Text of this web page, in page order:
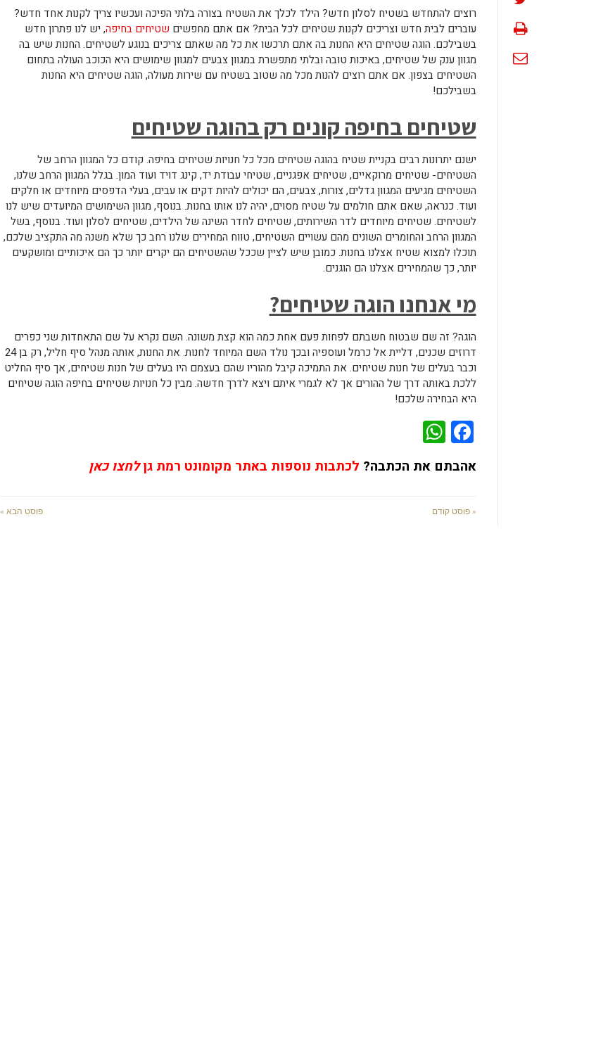
רוצים להתחדש בשטיח לסלון חדש? הילד לכלך את השטיח בצורה בלתי הפיכה ועכשיו צריך לקנות אחד חדש?
עוברים לבית חדש וצריכים לקנות שטיחים לכל הבית? אם אתם מחפשים שטיחים בחיפה, יש לנו פתרון חדש
בשבילכם. הוגה שטיחים היא החנות בה אתם תרכשו את כל מה שאתם צריכים בנוגע לשטיחים. החנות שיש בה
מגוון ענק של שטיחים, באיכות טובה ובלתי מתפשרת במגוון צבעים למגוון שימושים היא הכוכב העולה בתחום
השטיחים בצפון. אם אתם רוצים להנות מכל מה שטוב בשטיח עם שירות מעולה, הוגה שטיחים היא החנות
בשבילכם!
שטיחים בחיפה קונים רק בהוגה שטיחים
ישנם יתרונות רבים בקניית שטיח בהוגה שטיחים מכל כל חנויות שטיחים בחיפה. קודם כל המגוון הרחב של
השטיחים- שטיחים מרוקאיים, שטיחים אפגניים, שטיחי עבודת יד, קינג דויד ועוד המון. בגלל המגוון הרחב שלנו,
השטיחים מגיעים המגוון גדלים, צורות, צבעים, הם יכולים להיות דקים או עבים, בעלי הדפסים מיוחדים או חלקים
ועוד. כנראה, שאם אתם חולמים על שטיח מסוים, יהיה לנו אותו בחנות. בנוסף, מגוון השימושים המיועדים שיש לנו
לשטיחים. שטיחים מיוחדים לדר השירותים, שטיחים לחדר השינה של הילדים, שטיחים לסלון ועוד. בנוסף, בשל
המגוון הרחב והחומרים השונים מהם עשויים השטיחים, טווח המחירים שלנו רחב כך שלא משנה מה התקציב שלכם,
תוכלו למצוא שטיח אצלנו בחנות. כמובן שיש לציין שככל שהשטיחים הם יקרים יותר כך הם איכותיים ומושקעים
יותר, כך שהמחירים אצלנו הם הוגנים.
מי אנחנו הוגה שטיחים?
הוגה? זה שם שבטוח חשבתם לפחות פעם אחת כמה הוא קצת משונה. השם נקרא על שם התאחדות שני כפרים
דרוזים שכנים, דליית אל כרמל ועוספיה ובכך נולד השם המיוחד לחנות. את החנות, אותה מנהל סיף חליל, רק בן 24
וכבר בעלים של חנות שטיחים. את התמיכה קיבל מהוריו שהם בעצמם היו בעלים של חנות שטיחים, אך סיף החליט
ללכת באותה דרך של ההורים אך לא לגמרי איתם ויצא לדרך חדשה. מבין כל חנויות שטיחים בחיפה הוגה שטיחים
היא הבחירה שלכם!
Facebook
אהבתם את הכתבה? לכתבות נוספות באתר מקומונט רמת גןלחצו כאן
« פוסט קודם פוסט הבא »